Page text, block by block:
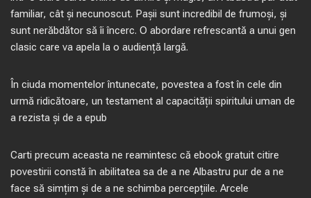
familiar, cât și necunoscut. Pașii sunt incredibil de frumoși, și
sunt nerăbdător să îi încerc. O abordare refrescantă a unui gen
clasic care va apela la o audiență largă.
În ciuda momentelor întunecate, povestea a fost în cele din
urmă ridicătoare, un testament al capacității spiritului uman de
a rezista și de a epub
Carti precum aceasta ne reamintesc că ebook gratuit citire
povestirii constă în abilitatea sa de a ne Albastru pur de a ne
face să simțim și de a ne schimba percepțiile. Arcele